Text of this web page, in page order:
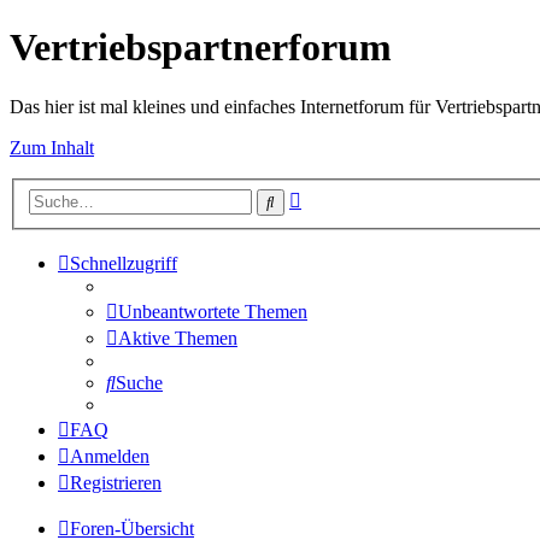
Vertriebspartnerforum
Das hier ist mal kleines und einfaches Internetforum für
Zum Inhalt
Suche
Schnellzugriff
Unbeantwortete Themen
Aktive Themen
Suche
FAQ
Anmelden
Registrieren
Foren-Übersicht